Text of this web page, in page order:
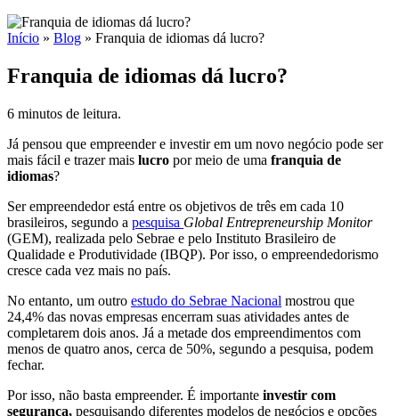
Início » Blog » Franquia de idiomas dá lucro?
Franquia de idiomas dá lucro?
6 minutos de leitura.
Já pensou que empreender e investir em um novo negócio pode ser
mais fácil e trazer mais lucro por meio de uma franquia de
idiomas?
Ser empreendedor está entre os objetivos de três em cada 10
brasileiros, segundo a pesquisa Global Entrepreneurship Monitor
(GEM), realizada pelo Sebrae e pelo Instituto Brasileiro de
Qualidade e Produtividade (IBQP). Por isso, o empreendedorismo
cresce cada vez mais no país.
No entanto, um outro estudo do Sebrae Nacional mostrou que
24,4% das novas empresas encerram suas atividades antes de
completarem dois anos. Já a metade dos empreendimentos com
menos de quatro anos, cerca de 50%, segundo a pesquisa, podem
fechar.
Por isso, não basta empreender. É importante investir com
segurança, pesquisando diferentes modelos de negócios e opções